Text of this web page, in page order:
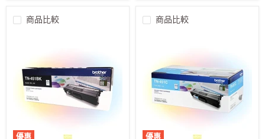
商品比較
優惠
商品比較
優惠